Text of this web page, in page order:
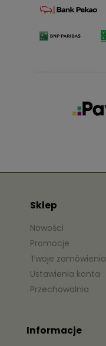
Sklep
Nowości
Promocje
Twoje zamówienia
Ustawienia konta
Przechowalnia
Informacje